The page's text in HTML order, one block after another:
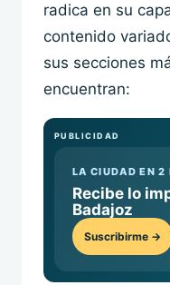
radica en su
contenido
sus secciones
encuentran:
PUBLICIDAD
LA CIUDAD EN 2
Recibe lo
Badajoz
Suscribirme →